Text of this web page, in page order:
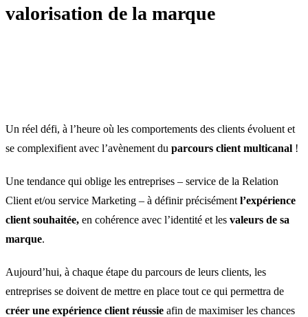
valorisation de la marque
Un réel défi, à l’heure où les comportements des clients évoluent et
se complexifient avec l’avènement du parcours client multicanal !
Une tendance qui oblige les entreprises – service de la Relation
Client et/ou service Marketing – à définir précisément l’expérience
client souhaitée, en cohérence avec l’identité et les valeurs de sa
marque.
Aujourd’hui, à chaque étape du parcours de leurs clients, les
entreprises se doivent de mettre en place tout ce qui permettra de
créer une expérience client réussie afin de maximiser les chances